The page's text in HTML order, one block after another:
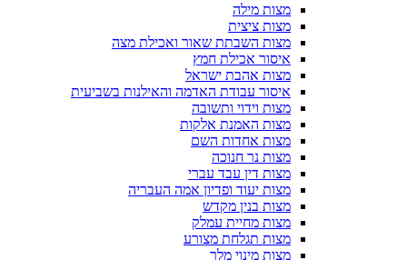
מצות מילה
מצות ציצית
מצות השבתת שאור ואכילת מצה
איסור אכילת חמץ
מצות אהבת ישראל
איסור עבודת האדמה והאילנות בשביעית
מצות וידוי ותשובה
מצות האמנת אלקות
מצות אחדות השם
מצות נר חנוכה
מצות דין עבד עברי
מצות יעוד ופדיון אמה העבריה
מצות בנין מקדש
מצות מחיית עמלק
מצות תגלחת מצורע
מצות מינוי מלך